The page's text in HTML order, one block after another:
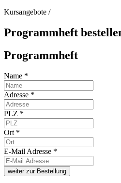
Kursangebote /
Programmheft
Programmheft
Name *
Adresse *
PLZ *
Ort *
E-Mail Adresse *
weiter zur Bestellung